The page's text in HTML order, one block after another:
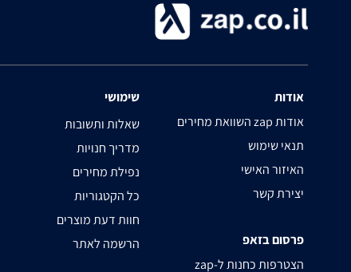
אודות
השוואת מחירים zap אודות
תנאי שימוש
האיזור האישי
יצירת קשר
פרסום בזאפ
zap-הצטרפות כחנות ל
שימושי
שאלות ותשובות
מדריך חנויות
נפילת מחירים
כל הקטגוריות
חוות דעת מוצרים
הרשמה לאתר